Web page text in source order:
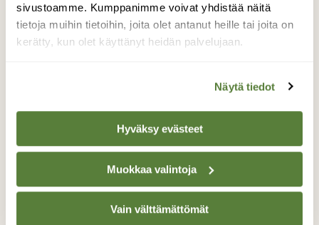
sivustoamme. Kumppanimme voivat yhdistää näitä
tietoja muihin tietoihin, joita olet antanut heille tai joita on
kerätty, kun olet käyttänyt heidän palvelujaan.
Näytä tiedot
Hyväksy evästeet
Muokkaa valintoja
Vain välttämättömät
Nämä Aurajoen yläjuoksulla olevat
jääröykkiöt ovat juuri lähtemässä kohti
Halisten koskea…!
TAKAISIN LISTAAN